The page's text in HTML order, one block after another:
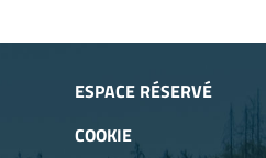
ESPACE RÉSERVÉ
COOKIE